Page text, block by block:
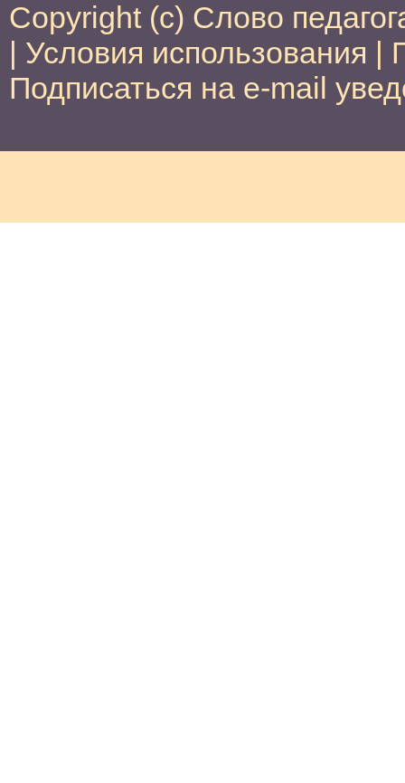
Copyright (c) Слово
| Условия использования |
Подписаться на e-mail